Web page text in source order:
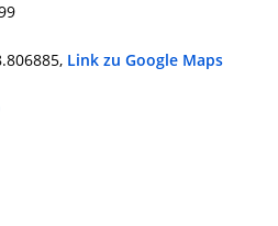
Link zu Google Maps